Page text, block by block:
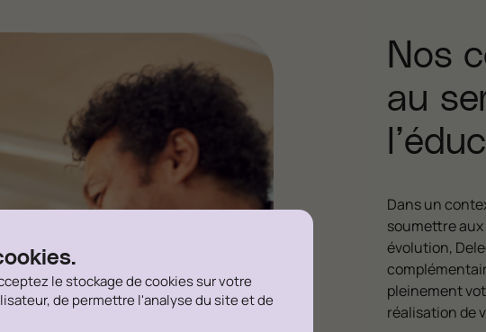
le stockage de cookies sur votre
de permettre l'analyse du site et de
Nos
au
Dans un
soumettre
évolution,
pleinement
réalisation de